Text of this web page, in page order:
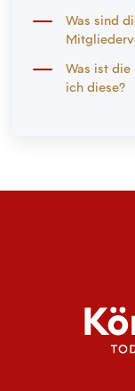
Was sind
Was ist
ich diese?